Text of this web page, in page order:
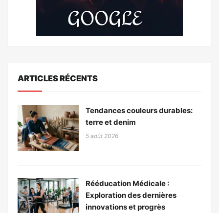
ARTICLES RÉCENTS
Tendances couleurs durables:
terre et denim
5 août 2026
Rééducation Médicale :
Exploration des dernières
innovations et progrès